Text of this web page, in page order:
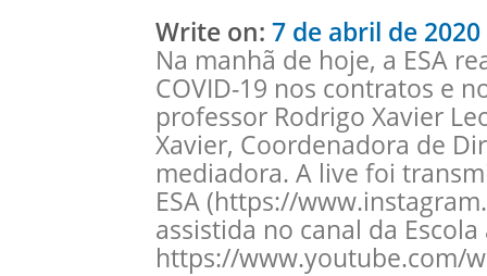
Write on: 7 de abril de 2020
Na manhã de hoje, a ESA
COVID-19 nos contratos e
professor Rodrigo Xavier
Xavier, Coordenadora de
mediadora. A live foi
ESA (https://
assistida no canal da
https://www.youtube.com/